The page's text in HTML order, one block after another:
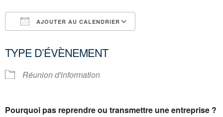
AJOUTER AU CALENDRIER
TYPE D’ÉVÈNEMENT
Réunion d'information
Pourquoi pas reprendre ou transmettre une entreprise ?